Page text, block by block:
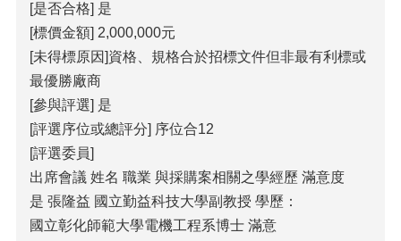
[是否合格] 是
[標價金額] 2,000,000元
[未得標原因]資格、規格合於招標文件但非最有利標或
最優勝廠商
[參與評選] 是
[評選序位或總評分] 序位合12
[評選委員]
出席會議 姓名 職業 與採購案相關之學經歷 滿意度
是 張隆益 國立勤益科技大學副教授 學歷：
國立彰化師範大學電機工程系博士 滿意